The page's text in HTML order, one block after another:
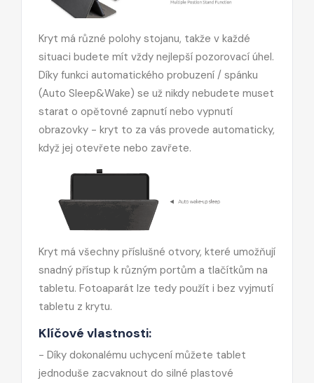
Kryt má různé polohy stojanu, takže v každé
situaci budete mít vždy nejlepší pozorovací úhel.
Díky funkci automatického probuzení / spánku
(Auto Sleep&Wake) se už nikdy nebudete muset
starat o opětovné zapnutí nebo vypnutí
obrazovky - kryt to za vás provede automaticky,
když jej otevřete nebo zavřete.
Kryt má všechny příslušné otvory, které umožňují
snadný přístup k různým portům a tlačítkům na
tabletu. Fotoaparát lze tedy použít i bez vyjmutí
tabletu z krytu.
Klíčové vlastnosti:
- Díky dokonalému uchycení můžete tablet
jednoduše zacvaknout do silné plastové